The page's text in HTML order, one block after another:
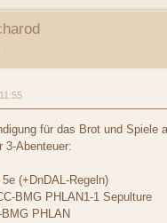
für das Brot und Spiele
3-Abenteuer:
(+DnDAL-Regeln)
BMG PHLAN1-1 Sepulture
PHLAN